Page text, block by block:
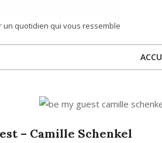
un quotidien qui vous ressemble
– Camille Schenkel